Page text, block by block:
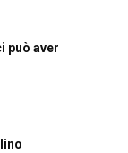
può aver